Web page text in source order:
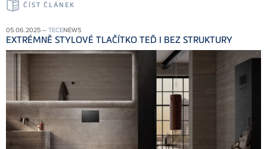
ČÍST ČLÁNEK
05.06.2025 – TECENEWS
EXTRÉMNĚ STYLOVÉ TLAČÍTKO TEĎ I BEZ STRUKTURY